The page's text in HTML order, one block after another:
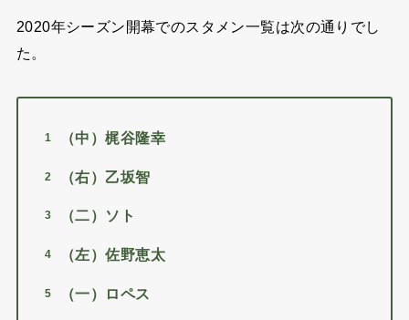
2020年シーズン開幕でのスタメン一覧は次の通りでし
た。
（中）梶谷隆幸
（右）乙坂智
（二）ソト
（左）佐野恵太
（一）ロペス